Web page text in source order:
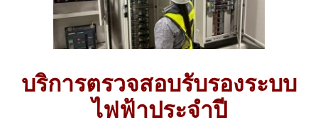
บริการตรวจสอบรับรองระบบ
ไฟฟ้าประจำปี